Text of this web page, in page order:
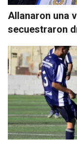
Allanaron una
secuestraron